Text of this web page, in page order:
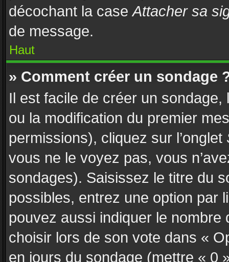
décochant la caseAttacher sa
de message.
Haut
» Comment créer un sondage
Il est facile de créer un sondage,
ou la modification du premier
permissions), cliquez sur l’onglet
vous ne le voyez pas, vous
sondages). Saisissez le titre du
possibles, entrez une option par
pouvez aussi indiquer le nombre
choisir lors de son vote dans «
en jours du sondage (mettre « 0